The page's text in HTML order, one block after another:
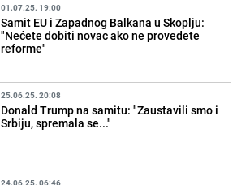
01.07.25. 19:00
Samit EU i Zapadnog Balkana u Skoplju:
"Nećete dobiti novac ako ne provedete
reforme"
25.06.25. 20:08
Donald Trump na samitu: "Zaustavili smo i
Srbiju, spremala se..."
24.06.25. 06:46